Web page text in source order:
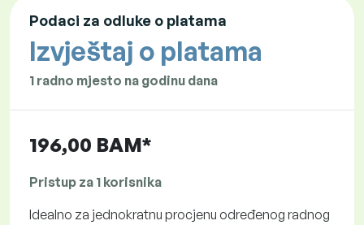
Podaci za odluke o platama
Izvještaj o platama
1 radno mjesto na godinu dana
196,00 BAM*
Pristup za 1 korisnika
Idealno za jednokratnu procjenu određenog radnog